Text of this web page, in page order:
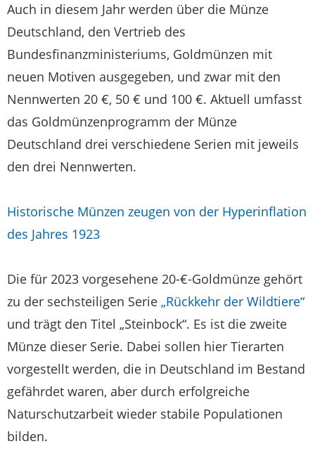
Auch in diesem Jahr werden über die Münze
Deutschland, den Vertrieb des
Bundesfinanzministeriums, Goldmünzen mit
neuen Motiven ausgegeben, und zwar mit den
Nennwerten 20 €, 50 € und 100 €. Aktuell umfasst
das Goldmünzenprogramm der Münze
Deutschland drei verschiedene Serien mit jeweils
den drei Nennwerten.
Historische Münzen zeugen von der Hyperinflation
des Jahres 1923
Die für 2023 vorgesehene 20-€-Goldmünze gehört
zu der sechsteiligen Serie „Rückkehr der Wildtiere“
und trägt den Titel „Steinbock“. Es ist die zweite
Münze dieser Serie. Dabei sollen hier Tierarten
vorgestellt werden, die in Deutschland im Bestand
gefährdet waren, aber durch erfolgreiche
Naturschutzarbeit wieder stabile Populationen
bilden.